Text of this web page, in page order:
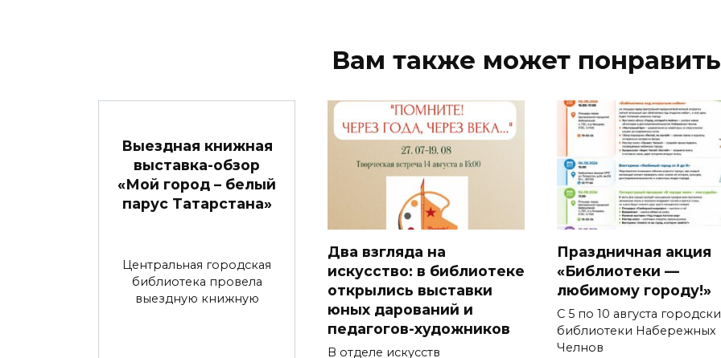
Вам также может
Выездная книжная
выставка-обзор
«Мой город – белый
парус Татарстана»
Центральная городская
библиотека провела
выездную книжную
Два взгляда на
искусство: в библиотеке
открылись выставки
юных дарований и
педагогов-художников
В отделе искусств
Праздничная акция
«Библиотеки —
любимому городу!»
С 5 по 10 августа
библиотеки Набережных
Челнов